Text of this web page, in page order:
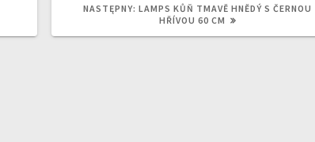
NASTĘPNY: NASTĘPNY
WPIS:
LAMPS KŮŇ TMAVĚ HNĚDÝ S ČERNOU
HŘÍVOU 60 CM